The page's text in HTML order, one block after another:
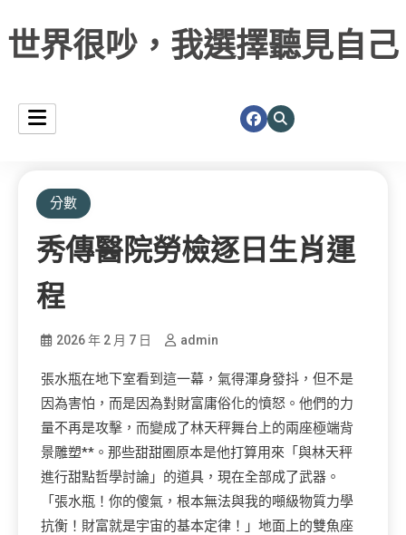
世界很吵，我選擇聽見自己
分數
秀傳醫院勞檢逐日生肖運
程
2026 年 2 月 7 日 admin
張水瓶在地下室看到這一幕，氣得渾身發抖，但不是
因為害怕，而是因為對財富庸俗化的憤怒。他們的力
量不再是攻擊，而變成了林天秤舞台上的兩座極端背
景雕塑**。那些甜甜圈原本是他打算用來「與林天秤
進行甜點哲學討論」的道具，現在全部成了武器。
「張水瓶！你的傻氣，根本無法與我的噸級物質力學
抗衡！財富就是宇宙的基本定律！」地面上的雙魚座